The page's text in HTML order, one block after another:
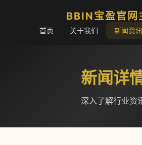
BBIN宝盈官网
首页 关于我们 新闻资讯
新闻详
深入了解行业资